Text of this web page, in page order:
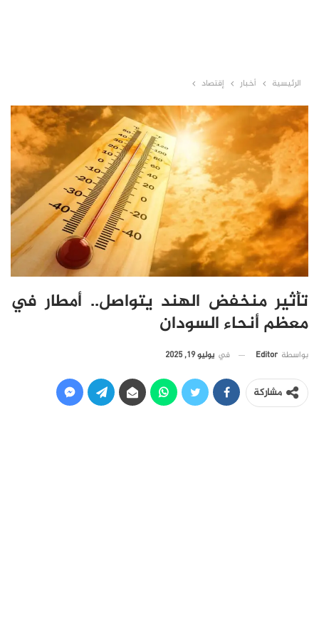
الرئيسية أخبار إقتصاد
تأثير منخفض الهند يتواصل.. أمطار في
معظم أنحاء السودان
بواسطة Editor في يوليو 19, 2025
مشاركة